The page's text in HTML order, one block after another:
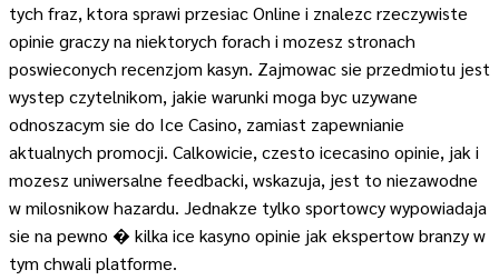
tych fraz, ktora sprawi przesiac Online i znalezc rzeczywiste
opinie graczy na niektorych forach i mozesz stronach
poswieconych recenzjom kasyn. Zajmowac sie przedmiotu jest
wystep czytelnikom, jakie warunki moga byc uzywane
odnoszacym sie do Ice Casino, zamiast zapewnianie
aktualnych promocji. Calkowicie, czesto icecasino opinie, jak i
mozesz uniwersalne feedbacki, wskazuja, jest to niezawodne
w milosnikow hazardu. Jednakze tylko sportowcy wypowiadaja
sie na pewno � kilka ice kasyno opinie jak ekspertow branzy w
tym chwali platforme.